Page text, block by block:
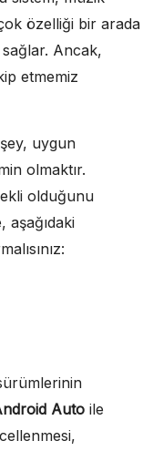
özelliği bir arada
Ancak,
etmemiz
uygun
olmaktır.
olduğunu
aşağıdaki
Auto ile